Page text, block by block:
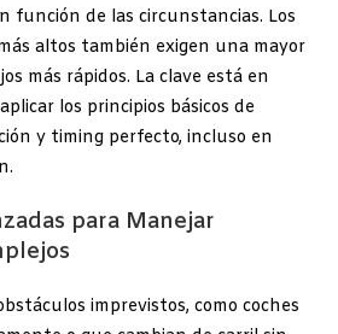
función de las circunstancias. Los
altos también exigen una mayor
más rápidos. La clave está en
los principios básicos de
y timing perfecto, incluso en
para Manejar
imprevistos, como coches